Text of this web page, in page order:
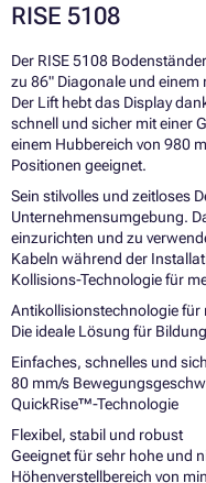
RISE 5108
Der RISE 5108
zu 86" Diagonale und einem
Der Lift hebt das Display
schnell und sicher mit einer
einem Hubbereich von 980
Positionen geeignet.
Sein stilvolles und zeitloses
Unternehmensumgebung.
einzurichten und zu
Kabeln während der
Kollisions-Technologie für
Antikollisionstechnologie für
Die ideale Lösung für
Einfaches, schnelles und
80 mm/s
QuickRise™-Technologie
Flexibel, stabil und robust
Geeignet für sehr hohe und
Höhenverstellbereich von